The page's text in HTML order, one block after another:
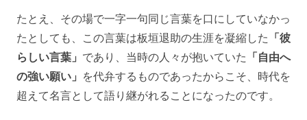
たとえ、その場で一字一句同じ言葉を口にしていなかっ
たとしても、この言葉は板垣退助の生涯を凝縮した 「彼
らしい言葉」 であり、当時の人々が抱いていた 「自由へ
の強い願い」 を代弁するものであったからこそ、時代を
超えて名言として語り継がれることになったのです。